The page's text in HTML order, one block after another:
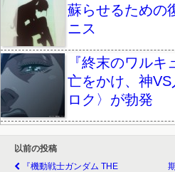
蘇らせるための
ニス
『終末のワル
亡をかけ、神
ロク〉が勃発
以前の投稿
『機動戦士ガンダム THE